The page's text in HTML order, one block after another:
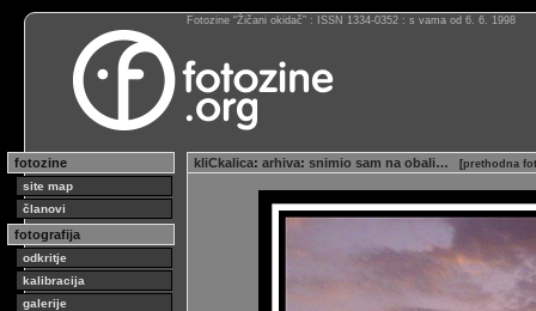
Fotozine “Žičani okidač” : ISSN 1334-0352 : s vama od 6. 6. 1998
fotozine
site map
članovi
fotografija
odkritje
kalibracija
galerije
kliCkalica: arhiva: snimio sam na obali… [prethodna